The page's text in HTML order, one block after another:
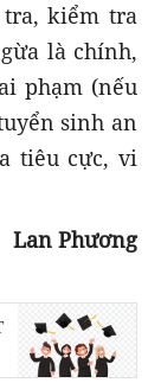
kiểm tra
là chính,
phạm (nếu
sinh an
tiêu cực, vi
Lan Phương